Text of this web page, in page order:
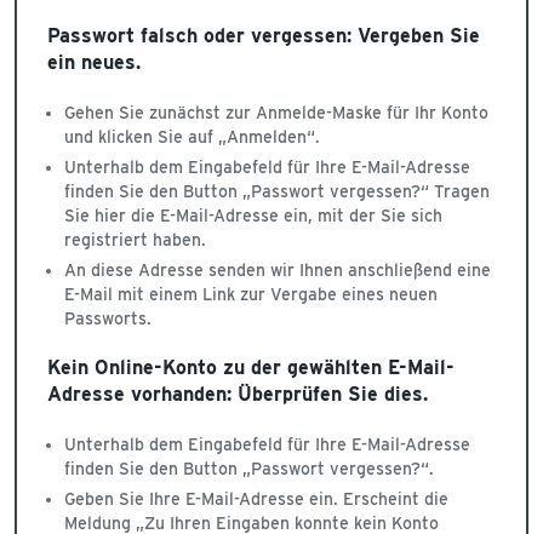
Passwort falsch oder vergessen: Vergeben Sie
ein neues.
Gehen Sie zunächst zur Anmelde-Maske für Ihr Konto
und klicken Sie auf „Anmelden“.
Unterhalb dem Eingabefeld für Ihre E-Mail-Adresse
finden Sie den Button „Passwort vergessen?“ Tragen
Sie hier die E-Mail-Adresse ein, mit der Sie sich
registriert haben.
An diese Adresse senden wir Ihnen anschließend eine
E-Mail mit einem Link zur Vergabe eines neuen
Passworts.
Kein Online-Konto zu der gewählten E-Mail-
Adresse vorhanden: Überprüfen Sie dies.
Unterhalb dem Eingabefeld für Ihre E-Mail-Adresse
finden Sie den Button „Passwort vergessen?“.
Geben Sie Ihre E-Mail-Adresse ein. Erscheint die
Meldung „Zu Ihren Eingaben konnte kein Konto